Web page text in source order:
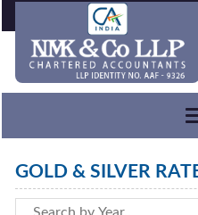
GOLD & SILVER